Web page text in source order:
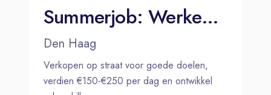
Summerjob: Werken wanneer jij wilt (€150-€250 per dag)
Den Haag
Verkopen op straat voor goede doelen,
verdien €150-€250 per dag en ontwikkel